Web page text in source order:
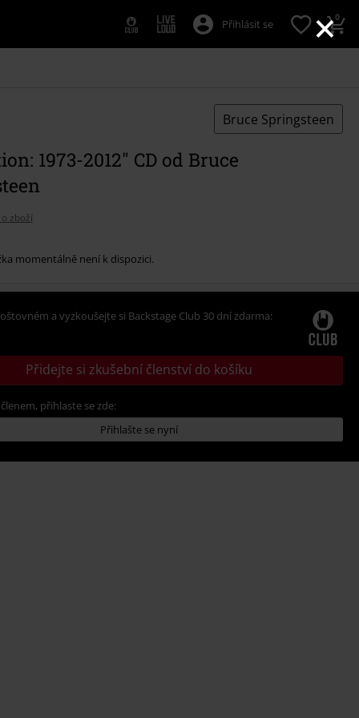
×
Přihlásit se 0
Bruce Springsteen
1973-2012" CD od Bruce
zboží
momentálně není k dispozici.
a vyzkoušejte si Backstage Club 30 dní zdarma:
Přidejte si zkušební členství do košíku
přihlaste se zde:
Přihlašte se nyní